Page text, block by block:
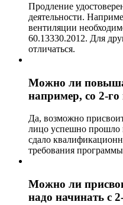
Продление
деятельности.
вентиляции
60.13330.2012. Для
отличаться.
Можно ли
например, со 2-го
Да, возможно
лицо успешно прошло
сдало
требования
Можно ли
надо начинать с